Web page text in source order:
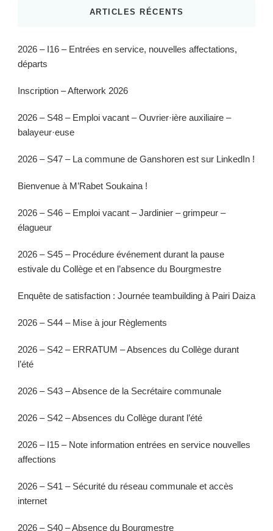
ARTICLES RÉCENTS
2026 – I16 – Entrées en service, nouvelles affectations,
départs
Inscription – Afterwork 2026
2026 – S48 – Emploi vacant – Ouvrier·ière auxiliaire –
balayeur·euse
2026 – S47 – La commune de Ganshoren est sur LinkedIn !
Bienvenue à M’Rabet Soukaina !
2026 – S46 – Emploi vacant – Jardinier – grimpeur –
élagueur
2026 – S45 – Procédure événement durant la pause
estivale du Collège et en l’absence du Bourgmestre
Enquête de satisfaction : Journée teambuilding à Pairi Daiza
2026 – S44 – Mise à jour Règlements
2026 – S42 – ERRATUM – Absences du Collège durant
l’été
2026 – S43 – Absence de la Secrétaire communale
2026 – S42 – Absences du Collège durant l’été
2026 – I15 – Note information entrées en service nouvelles
affections
2026 – S41 – Sécurité du réseau communale et accès
internet
2026 – S40 – Absence du Bourgmestre